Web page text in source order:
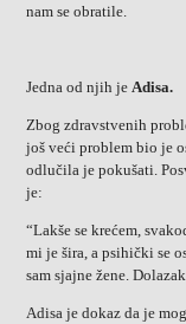
nam se obratile.
Jedna od njih jeAdisa.
Zbog zdravstvenih
još veći problem bio je
odlučila je pokušati.
je:
“Lakše se krećem,
mi je šira, a psihički se
sam sjajne žene.
Adisa je dokaz da je